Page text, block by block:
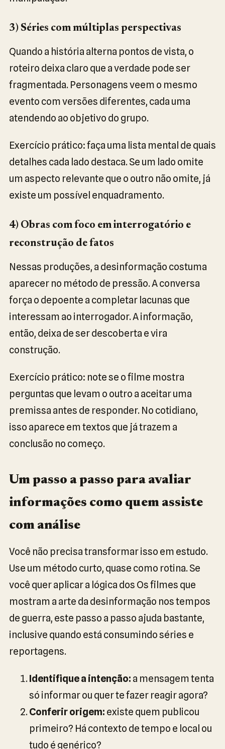
3) Séries com múltiplas perspectivas
Quando a história alterna pontos de vista, o
roteiro deixa claro que a verdade pode ser
fragmentada. Personagens veem o mesmo
evento com versões diferentes, cada uma
atendendo ao objetivo do grupo.
Exercício prático: faça uma lista mental de quais
detalhes cada lado destaca. Se um lado omite
um aspecto relevante que o outro não omite, já
existe um possível enquadramento.
4) Obras com foco em interrogatório e
reconstrução de fatos
Nessas produções, a desinformação costuma
aparecer no método de pressão. A conversa
força o depoente a completar lacunas que
interessam ao interrogador. A informação,
então, deixa de ser descoberta e vira
construção.
Exercício prático: note se o filme mostra
perguntas que levam o outro a aceitar uma
premissa antes de responder. No cotidiano,
isso aparece em textos que já trazem a
conclusão no começo.
Um passo a passo para avaliar
informações como quem assiste
com análise
Você não precisa transformar isso em estudo.
Use um método curto, quase como rotina. Se
você quer aplicar a lógica dos Os filmes que
mostram a arte da desinformação nos tempos
de guerra, este passo a passo ajuda bastante,
inclusive quando está consumindo séries e
reportagens.
Identifique a intenção: a mensagem tenta
só informar ou quer te fazer reagir agora?
Conferir origem: existe quem publicou
primeiro? Há contexto de tempo e local ou
tudo é genérico?